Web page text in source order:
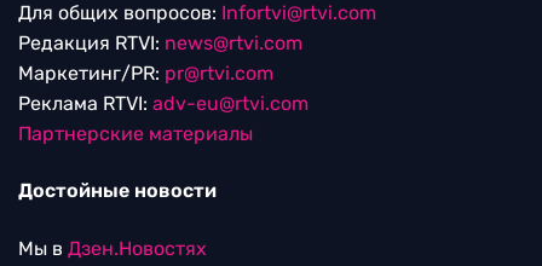
Для общих вопросов: Infortvi@rtvi.com
Редакция RTVI: news@rtvi.com
Маркетинг/PR: pr@rtvi.com
Реклама RTVI: adv-eu@rtvi.com
Партнерские материалы
Достойные новости
Мы в Дзен.Новостях